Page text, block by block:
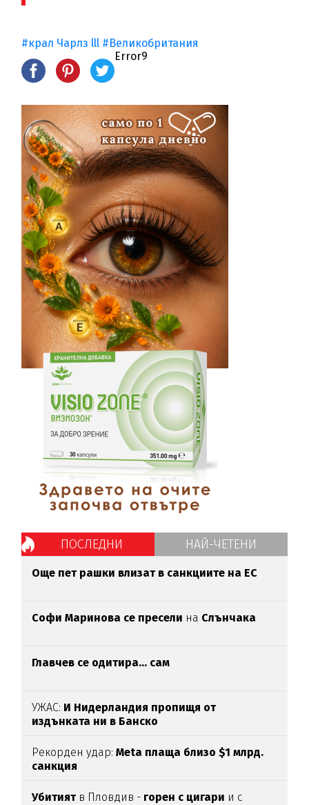
#крал Чарлз lll #Великобритания
Error9
ПОСЛЕДНИ НАЙ-ЧЕТЕНИ
Oще пет рашки влизат в санкциите на ЕС
Софи Маринова се пресели на Слънчака
Главчев се одитира... сам
УЖАС: И Нидерландия пропищя от
издънката ни в Банско
Рекорден удар:Meta плаща близо $1 млрд.
санкция
Убитиятв Пловдив - горен с цигари и с